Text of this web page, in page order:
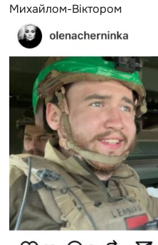
Михайлом-Віктором